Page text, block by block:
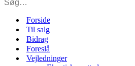
Forside
Til salg
Bidrag
Foreslå
Vejledninger